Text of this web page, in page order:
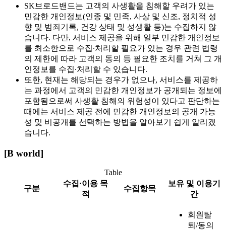
SK브로드밴드는 고객의 사생활을 침해할 우려가 있는
민감한 개인정보(인종 및 민족, 사상 및 신조, 정치적 성
향 및 범죄기록, 건강 상태 및 성생활 등)는 수집하지 않
습니다. 다만, 서비스 제공을 위해 일부 민감한 개인정보
를 최소한으로 수집∙처리할 필요가 있는 경우 관련 법령
의 제한에 따라 고객의 동의 등 필요한 조치를 거쳐 그 개
인정보를 수집∙처리할 수 있습니다.
또한, 현재는 해당되는 경우가 없으나, 서비스를 제공하
는 과정에서 고객의 민감한 개인정보가 공개되는 정보에
포함됨으로써 사생활 침해의 위험성이 있다고 판단하는
때에는 서비스 제공 전에 민감한 개인정보의 공개 가능
성 및 비공개를 선택하는 방법을 알아보기 쉽게 알리겠
습니다.
[B world]
Table
구분
수집·이용 목
적
수집항목
보유 및 이용기
간
회원탈
퇴/동의